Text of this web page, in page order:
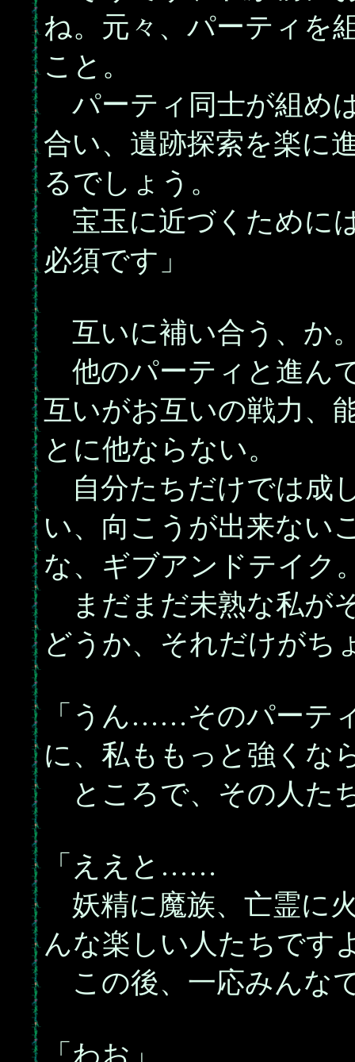
ね。元々、パーティを
こと。
パーティ同士が組め
合い、遺跡探索を楽に
るでしょう。
宝玉に近づくために
必須です」
互いに補い合う、か
他のパーティと進ん
互いがお互いの戦力、
とに他ならない。
自分たちだけでは成
い、向こうが出来な
な、ギブアンドテイク
まだまだ未熟な私が
どうか、それだけが
「うん……そのパーテ
に、私ももっと強くな
ところで、その人た
「ええと……
妖精に魔族、亡霊に
んな楽しい人たちです
この後、一応みんな
「わお」